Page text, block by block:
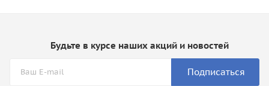
Будьте в курсе наших акций и новостей
Подписаться